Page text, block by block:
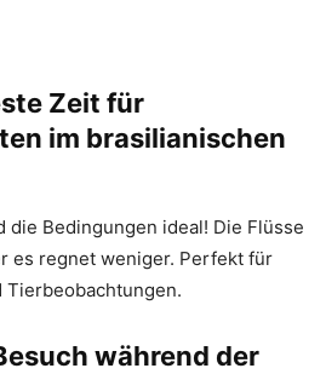
Zeit für
im brasilianischen
die Bedingungen ideal! Die Flüsse
es regnet weniger. Perfekt für
während der